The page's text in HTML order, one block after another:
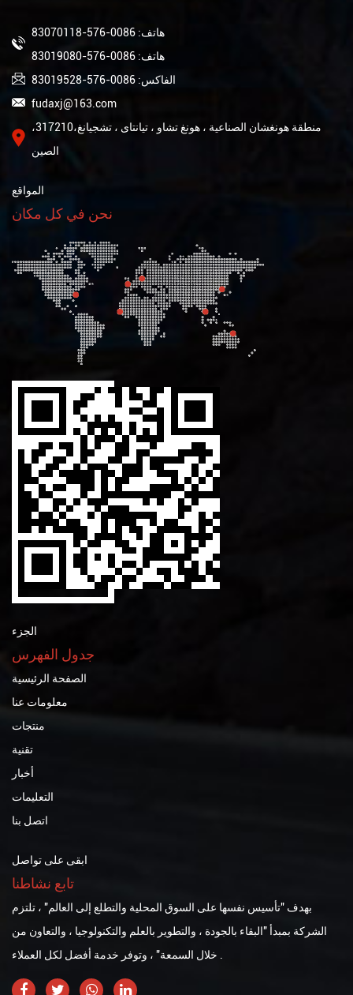
هاتف: 0086-576-83070118
هاتف: 0086-576-83019080
الفاكس: 0086-576-83019528
fudaxj@163.com
منطقة هونغشان الصناعية ، هونغ تشاو ، تيانتاى ، تشجيانغ،317210،
الصين
المواقع
نحن في كل مكان
الجزء
جدول الفهرس
الصفحة الرئيسية
معلومات عنا
منتجات
تقنية
أخبار
التعليمات
اتصل بنا
ابقى على تواصل
تابع نشاطنا
بهدف "تأسيس نفسها على السوق المحلية والتطلع إلى العالم" ، تلتزم
الشركة بمبدأ "البقاء بالجودة ، والتطوير بالعلم والتكنولوجيا ، والتعاون من
خلال السمعة" ، وتوفر خدمة أفضل لكل العملاء .